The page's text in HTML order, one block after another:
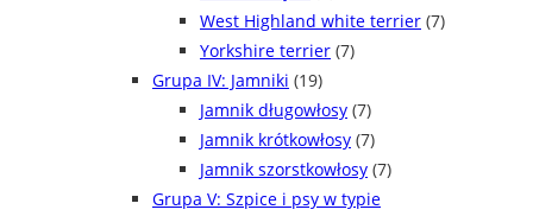
West Highland white terrier (7)
Yorkshire terrier (7)
Grupa IV: Jamniki (19)
Jamnik długowłosy (7)
Jamnik krótkowłosy (7)
Jamnik szorstkowłosy (7)
Grupa V: Szpice i psy w typie